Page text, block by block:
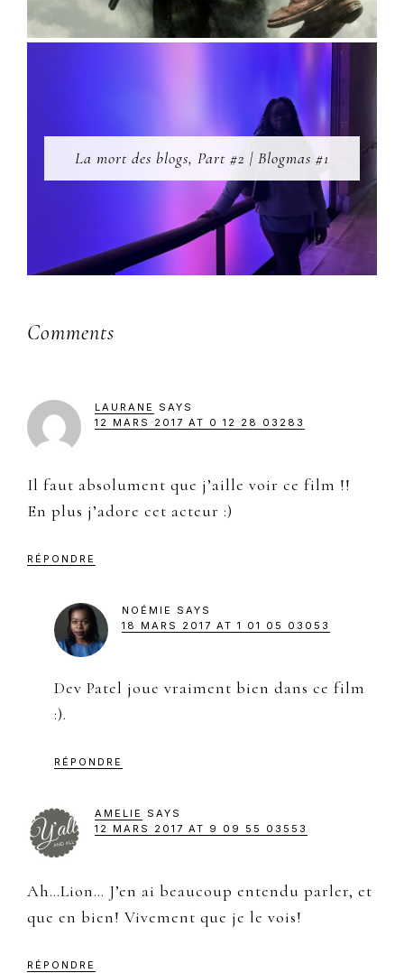
La mort des blogs, Part #2 | Blogmas #1
Reader
Comments
LAURANE
SAYS
12 MARS 2017 AT 0 12 28 03283
Il faut absolument que j’aille voir ce film !!
En plus j’adore cet acteur :)
RÉPONDRE
NOÉMIE
SAYS
18 MARS 2017 AT 1 01 05 03053
Dev Patel joue vraiment bien dans ce film
:).
RÉPONDRE
AMELIE
SAYS
12 MARS 2017 AT 9 09 55 03553
Ah…Lion… J’en ai beaucoup entendu parler, et
que en bien! Vivement que je le vois!
RÉPONDRE